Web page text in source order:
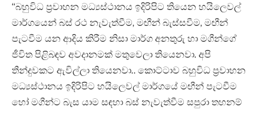
“බහුවිධ ප්‍රවාහන මධ්‍යස්ථානය ඉදිරිපිට තියෙන හයිලෙවල්
මාර්ගයෙන් බස් රථ නැවැත්වීම, මඟීන් බැස්සවීම, මඟීන්
පැටවීම යන ආදිය කිරීම නිසා මාර්ග අනතුරු හා මගීන්ගේ
ජීවිත පිළිබඳව අවදානමක් මතුවෙලා තියෙනවා. අපි
තීන්දුවකට ඇවිල්ලා තියෙනවා.. කොට්ටාව බහුවිධ ප්‍රවාහන
මධ්‍යස්ථානය ඉදිරිපිට හයිලෙවල් මාර්ගයේ මඟීන් පැටවීම
හෝ මගීන්ට බැස යාම සඳහා බස් නැවැත්වීම සපුරා තහනම්